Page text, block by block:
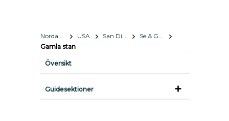
Nordamerika USA San Diego, California
Se & Göra
Gamla stan
Översikt
Guidesektioner